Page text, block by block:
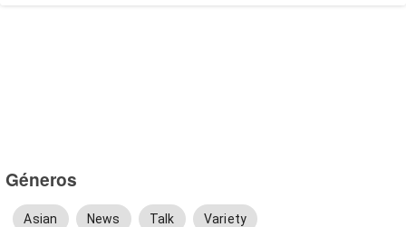
Géneros
Asian News Talk Variety